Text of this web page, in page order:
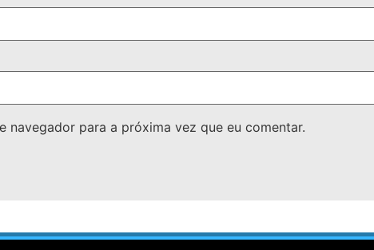
navegador para a próxima vez que eu comentar.